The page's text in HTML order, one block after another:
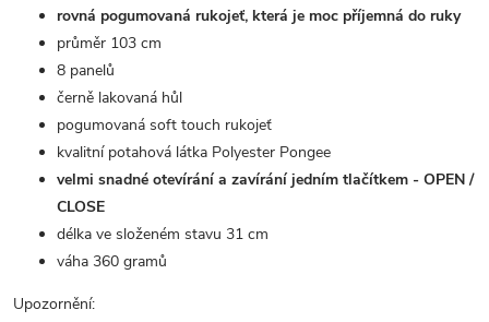
rovná pogumovaná rukojeť, která je moc příjemná do ruky
průměr 103 cm
8 panelů
černě lakovaná hůl
pogumovaná soft touch rukojeť
kvalitní potahová látka Polyester Pongee
velmi snadné otevírání a zavírání jedním tlačítkem - OPEN /
CLOSE
délka ve složeném stavu 31 cm
váha 360 gramů
Upozornění: